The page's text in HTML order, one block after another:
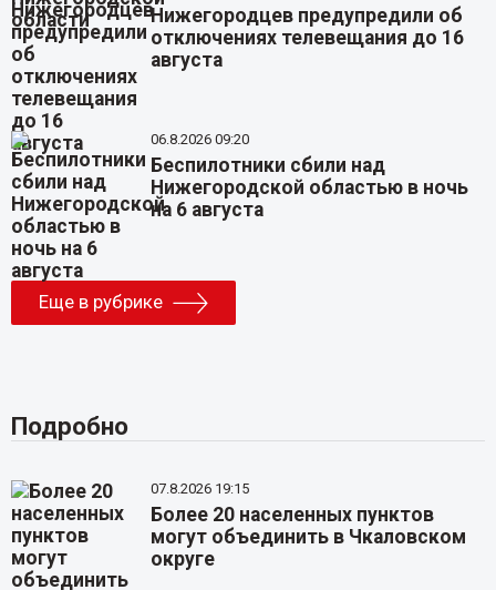
Нижегородцев предупредили об
отключениях телевещания до 16
августа
06.8.2026 09:20
Беспилотники сбили над
Нижегородской областью в ночь
на 6 августа
Еще в рубрике
Подробно
07.8.2026 19:15
Более 20 населенных пунктов
могут объединить в Чкаловском
округе